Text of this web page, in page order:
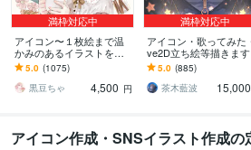
満枠対応中
アイコン〜１枚絵まで温
かみのあるイラストを描
きます ★ココナラ自体が
初めての方も、お気軽に
ご相談ください♪★
5.0 (1075)
黒豆ちゃ
4,500 円
満枠対応中
アイコン・歌ってみた
ve2D立ち絵等描きます
びキャラや配信用イラス
ト等、幅広く制作してい
ます！
5.0 (885)
茶木藍波
15,000
アイコン作成・SNSイラスト作成の